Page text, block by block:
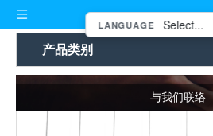
产品类别
与我们联络
LANGUAGE